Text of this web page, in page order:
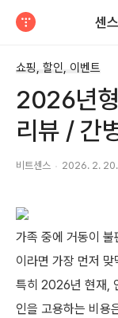
센
쇼핑, 할인, 이벤트
2026년
리뷰 / 간
비트센스 2026. 2.
가족 중에 거동이
이라면 가장 먼저
특히 2026년 현재,
인을 고용하는 비용